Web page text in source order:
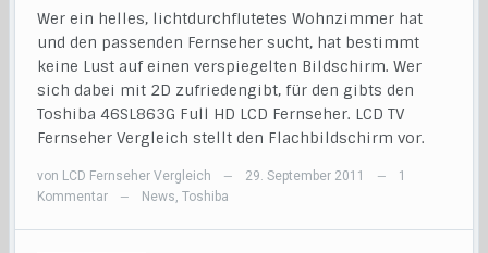
Wer ein helles, lichtdurchflutetes Wohnzimmer hat
und den passenden Fernseher sucht, hat bestimmt
keine Lust auf einen verspiegelten Bildschirm. Wer
sich dabei mit 2D zufriedengibt, für den gibts den
Toshiba 46SL863G Full HD LCD Fernseher. LCD TV
Fernseher Vergleich stellt den Flachbildschirm vor.
von LCD Fernseher Vergleich — 29. September 2011 —
1
Kommentar
— News,Toshiba